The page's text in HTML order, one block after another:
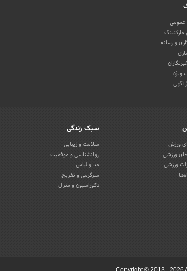
عمومی
مارکتینگ
و رسانه
ویژه
آگهی
ورزش
ورزشی
ورزشی
سبک زندگی
سلامت و زیبایی
روانشناسی و موفقیت
مد و لباس
سرگرمی و تفریح
دکوراسیون و منزل